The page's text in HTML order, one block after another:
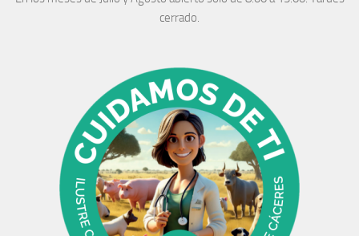
cerrado.